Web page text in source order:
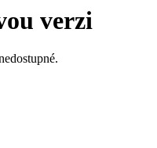
verzi